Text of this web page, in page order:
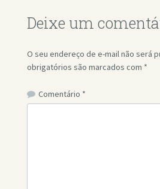
Deixe um
O seu endereço de e-mail não será
obrigatórios são marcados com *
Comentário *